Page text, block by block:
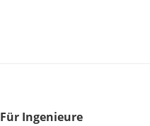
Für Ingenieure